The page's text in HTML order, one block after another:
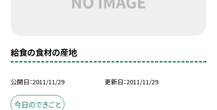
給食の食材の産地
公開日 2011/11/29 更新日 2011/11/29
今日のできごと